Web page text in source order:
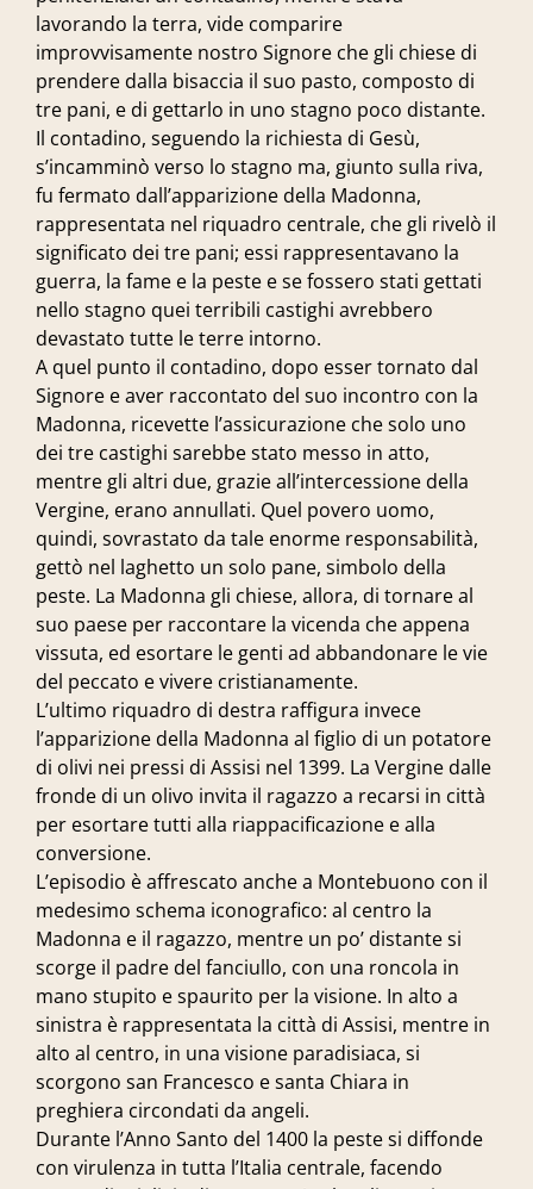
lavorando la terra, vide comparire
improvvisamente nostro Signore che gli chiese di
prendere dalla bisaccia il suo pasto, composto di
tre pani, e di gettarlo in uno stagno poco distante.
Il contadino, seguendo la richiesta di Gesù,
s’incamminò verso lo stagno ma, giunto sulla riva,
fu fermato dall’apparizione della Madonna,
rappresentata nel riquadro centrale, che gli rivelò il
significato dei tre pani; essi rappresentavano la
guerra, la fame e la peste e se fossero stati gettati
nello stagno quei terribili castighi avrebbero
devastato tutte le terre intorno.
A quel punto il contadino, dopo esser tornato dal
Signore e aver raccontato del suo incontro con la
Madonna, ricevette l’assicurazione che solo uno
dei tre castighi sarebbe stato messo in atto,
mentre gli altri due, grazie all’intercessione della
Vergine, erano annullati. Quel povero uomo,
quindi, sovrastato da tale enorme responsabilità,
gettò nel laghetto un solo pane, simbolo della
peste. La Madonna gli chiese, allora, di tornare al
suo paese per raccontare la vicenda che appena
vissuta, ed esortare le genti ad abbandonare le vie
del peccato e vivere cristianamente.
L’ultimo riquadro di destra raffigura invece
l’apparizione della Madonna al figlio di un potatore
di olivi nei pressi di Assisi nel 1399. La Vergine dalle
fronde di un olivo invita il ragazzo a recarsi in città
per esortare tutti alla riappacificazione e alla
conversione.
L’episodio è affrescato anche a Montebuono con il
medesimo schema iconografico: al centro la
Madonna e il ragazzo, mentre un po’ distante si
scorge il padre del fanciullo, con una roncola in
mano stupito e spaurito per la visione. In alto a
sinistra è rappresentata la città di Assisi, mentre in
alto al centro, in una visione paradisiaca, si
scorgono san Francesco e santa Chiara in
preghiera circondati da angeli.
Durante l’Anno Santo del 1400 la peste si diffonde
con virulenza in tutta l’Italia centrale, facendo